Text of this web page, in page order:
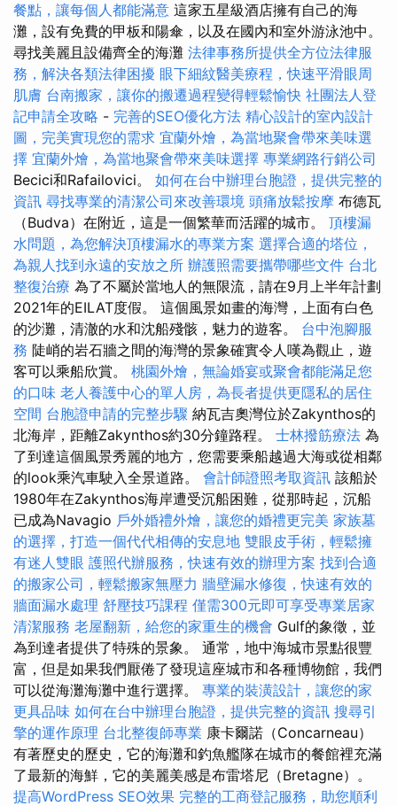
餐點，讓每個人都能滿意 這家五星級酒店擁有自己的海
灘，設有免費的甲板和陽傘，以及在國內和室外游泳池中。
尋找美麗且設備齊全的海灘 法律事務所提供全方位法律服
務，解決各類法律困擾 眼下細紋醫美療程，快速平滑眼周
肌膚 台南搬家，讓你的搬遷過程變得輕鬆愉快 社團法人登
記申請全攻略 - 完善的SEO優化方法 精心設計的室內設計
圖，完美實現您的需求 宜蘭外燴，為當地聚會帶來美味選
擇 宜蘭外燴，為當地聚會帶來美味選擇 專業網路行銷公司
Becici和Rafailovici。 如何在台中辦理台胞證，提供完整的
資訊 尋找專業的清潔公司來改善環境 頭痛放鬆按摩 布德瓦
（Budva）在附近，這是一個繁華而活躍的城市。 頂樓漏
水問題，為您解決頂樓漏水的專業方案 選擇合適的塔位，
為親人找到永遠的安放之所 辦護照需要攜帶哪些文件 台北
整復治療 為了不屬於當地人的無限流，請在9月上半年計劃
2021年的EILAT度假。 這個風景如畫的海灣，上面有白色
的沙灘，清澈的水和沈船殘骸，魅力的遊客。 台中泡腳服
務 陡峭的岩石牆之間的海灣的景象確實令人嘆為觀止，遊
客可以乘船欣賞。 桃園外燴，無論婚宴或聚會都能滿足您
的口味 老人養護中心的單人房，為長者提供更隱私的居住
空間 台胞證申請的完整步驟 納瓦吉奧灣位於Zakynthos的
北海岸，距離Zakynthos約30分鐘路程。 士林撥筋療法 為
了到達這個風景秀麗的地方，您需要乘船越過大海或從相鄰
的look乘汽車駛入全景道路。 會計師證照考取資訊 該船於
1980年在Zakynthos海岸遭受沉船困難，從那時起，沉船
已成為Navagio 戶外婚禮外燴，讓您的婚禮更完美 家族墓
的選擇，打造一個代代相傳的安息地 雙眼皮手術，輕鬆擁
有迷人雙眼 護照代辦服務，快速有效的辦理方案 找到合適
的搬家公司，輕鬆搬家無壓力 牆壁漏水修復，快速有效的
牆面漏水處理 舒壓技巧課程 僅需300元即可享受專業居家
清潔服務 老屋翻新，給您的家重生的機會 Gulf的象徵，並
為到達者提供了特殊的景象。 通常，地中海城市景點很豐
富，但是如果我們厭倦了發現這座城市和各種博物館，我們
可以從海灘海灘中進行選擇。 專業的裝潢設計，讓您的家
更具品味 如何在台中辦理台胞證，提供完整的資訊 搜尋引
擎的運作原理 台北整復師專業 康卡爾諾（Concarneau）
有著歷史的歷史，它的海灘和釣魚艦隊在城市的餐館裡充滿
了最新的海鮮，它的美麗美感是布雷塔尼（Bretagne）。
提高WordPress SEO效果 完整的工商登記服務，助您順利